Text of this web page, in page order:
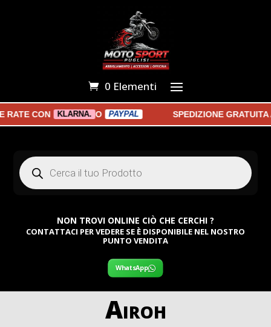
0 Elementi
CON KLARNA. O PAYPAL SPEDIZIONE GRATUITA A
Products
search
NON TROVI ONLINE CIÒ CHE CERCHI ?
CONTATTACI PER VEDERE SE È DISPONIBILE NEL NOSTRO
PUNTO VENDITA
WhatsApp
Airoh